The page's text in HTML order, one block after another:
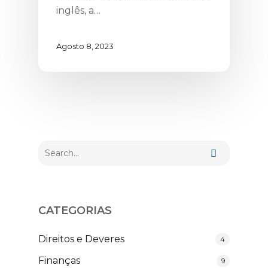
inglês, a…
Agosto 8, 2023
CATEGORIAS
Direitos e Deveres 4
Finanças 9